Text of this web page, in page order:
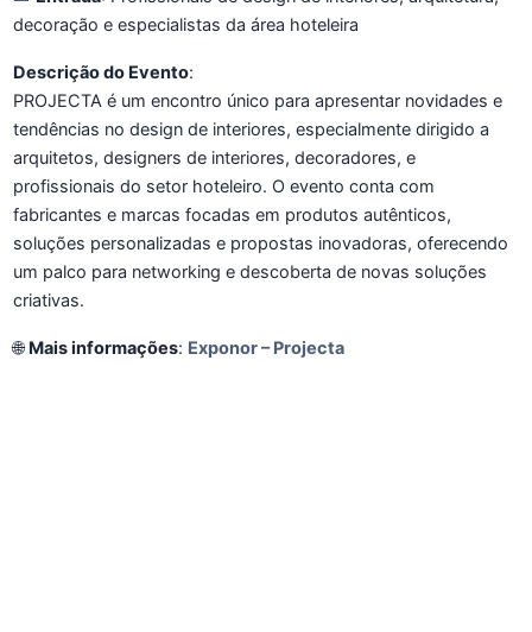
decoração e especialistas da área hoteleira
Descrição do Evento:
PROJECTA é um encontro único para apresentar novidades e
tendências no design de interiores, especialmente dirigido a
arquitetos, designers de interiores, decoradores, e
profissionais do setor hoteleiro. O evento conta com
fabricantes e marcas focadas em produtos autênticos,
soluções personalizadas e propostas inovadoras, oferecendo
um palco para networking e descoberta de novas soluções
criativas.
🌐 Mais informações: Exponor – Projecta